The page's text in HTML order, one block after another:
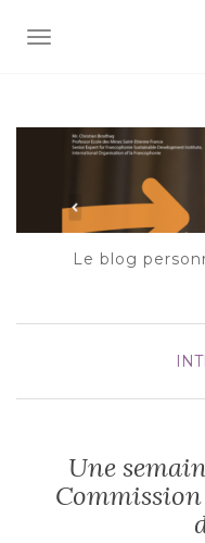
AFFICHER/
Le blog
Une